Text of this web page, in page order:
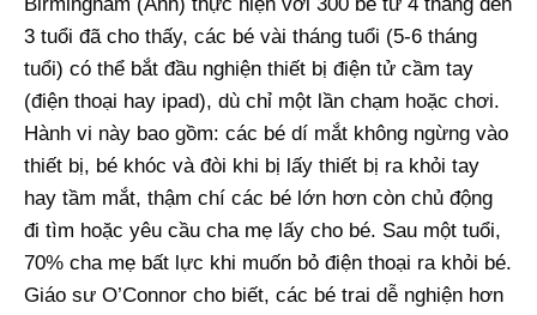
3 tuổi đã cho thấy, các bé vài tháng tuổi (5-6 tháng
tuổi) có thể bắt đầu nghiện thiết bị điện tử cầm tay
(điện thoại hay ipad), dù chỉ một lần chạm hoặc chơi.
Hành vi này bao gồm: các bé dí mắt không ngừng vào
thiết bị, bé khóc và đòi khi bị lấy thiết bị ra khỏi tay
hay tầm mắt, thậm chí các bé lớn hơn còn chủ động
đi tìm hoặc yêu cầu cha mẹ lấy cho bé. Sau một tuổi,
70% cha mẹ bất lực khi muốn bỏ điện thoại ra khỏi bé.
Giáo sư O’Connor cho biết, các bé trai dễ nghiện hơn